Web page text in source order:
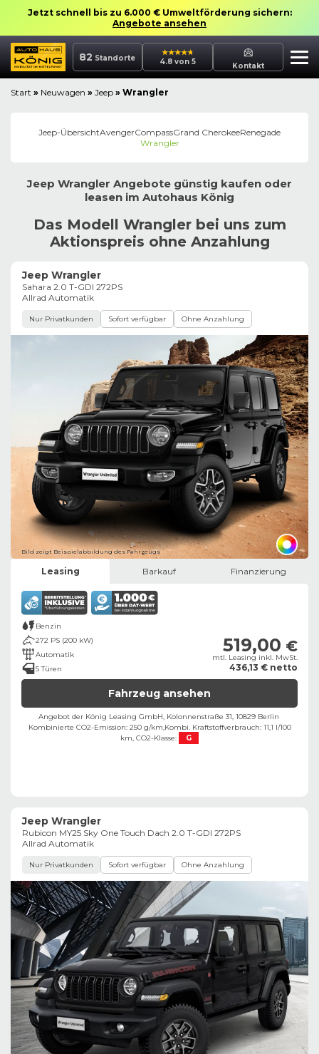
Jetzt schnell bis zu 6.000 € Umweltförderung sichern:
Angebote ansehen
82 Standorte 4.8 von 5 Kontakt
Start » Neuwagen » Jeep » Wrangler
Jeep-ÜbersichtAvengerCompassGrand CherokeeRenegade
Wrangler
Jeep Wrangler Angebote günstig kaufen oder
leasen im Autohaus König
Das Modell Wrangler bei uns zum
Aktionspreis ohne Anzahlung
Jeep Wrangler
Sahara 2.0 T-GDI 272PS
Allrad Automatik
Nur Privatkunden Sofort verfügbar Ohne Anzahlung
Bild zeigt Beispielabbildung des Fahrzeugs
Leasing Barkauf Finanzierung
Benzin
272 PS (200 kW)
Automatik
5 Türen
519,00 €
mtl. Leasing inkl. MwSt.
436,13 € netto
Fahrzeug ansehen
Angebot der König Leasing GmbH, Kolonnenstraße 31, 10829 Berlin ​
Kombinierte CO2-Emission: 250 g/km,Kombi. Kraftstoffverbrauch: 11,1 l/100
km, CO2-Klasse: G
Jeep Wrangler
Rubicon MY25 Sky One Touch Dach 2.0 T-GDI 272PS
Allrad Automatik
Nur Privatkunden Sofort verfügbar Ohne Anzahlung